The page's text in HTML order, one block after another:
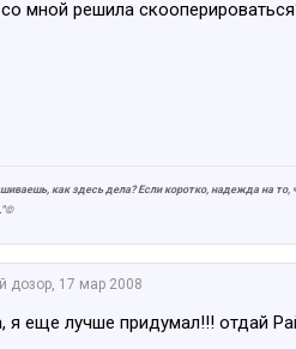
мной решила
как здесь дела? Если коротко, надежда на
дозор, 17 мар 2008
я еще лучше придумал!!! отдай